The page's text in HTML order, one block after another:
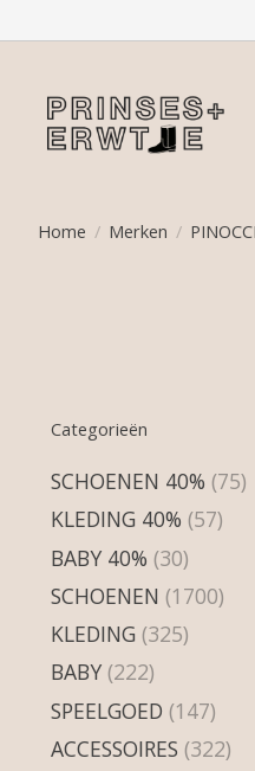
Home / Merken /
Categorieën
SCHOENEN 40% (75)
KLEDING 40% (57)
BABY 40% (30)
SCHOENEN (1700)
KLEDING (325)
BABY (222)
SPEELGOED (147)
ACCESSOIRES (322)